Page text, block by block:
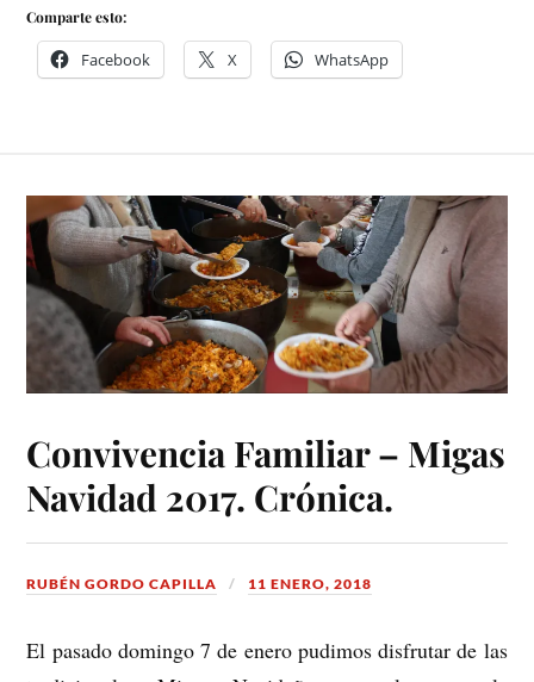
Comparte esto:
Facebook X WhatsApp
Convivencia Familiar – Migas
Navidad 2017. Crónica.
RUBÉN GORDO CAPILLA 11 ENERO, 2018
El pasado domingo 7 de enero pudimos disfrutar de las